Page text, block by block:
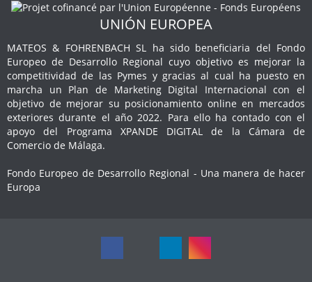
UNIÓN EUROPEA
MATEOS & FOHRENBACH SL ha sido beneficiaria del Fondo
Europeo de Desarrollo Regional cuyo objetivo es mejorar la
competitividad de las Pymes y gracias al cual ha puesto en
marcha un Plan de Marketing Digital Internacional con el
objetivo de mejorar su posicionamiento online en mercados
exteriores durante el año 2022. Para ello ha contado con el
apoyo del Programa XPANDE DIGITAL de la Cámara de
Comercio de Málaga.
Fondo Europeo de Desarrollo Regional - Una manera de hacer
Europa